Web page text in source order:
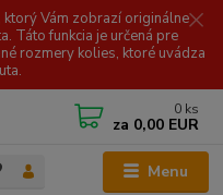
ktorý Vám zobrazí originálne
Táto funkcia je určená pre
rozmery kolies, ktoré uvádza
Menu
0 ks
za 0,00 EUR